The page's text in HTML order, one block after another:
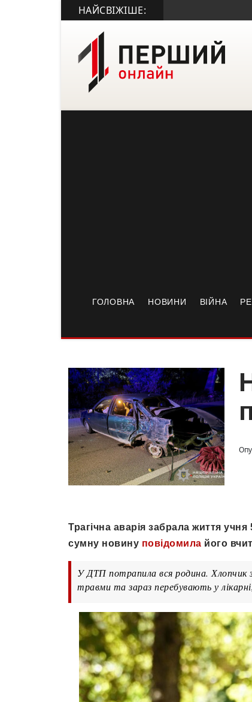
НАЙСВІЖІШЕ:
ГОЛОВНА НОВИНИ ВІЙНА
Трагічна аварія забрала життя
сумну новину повідомила його
У ДТП потрапила вся родина. Хлопчик
травми та зараз перебувають у